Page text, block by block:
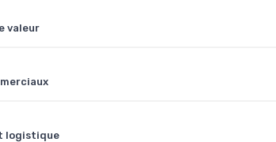
valeur
logistique